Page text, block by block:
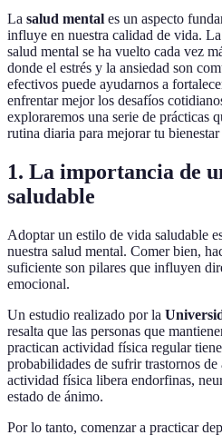
La salud mental es un aspecto
influye en nuestra calidad de vida.
salud mental se ha vuelto cada vez
donde el estrés y la ansiedad son
efectivos puede ayudarnos a
enfrentar mejor los desafíos
exploraremos una serie de prácticas
rutina diaria para mejorar tu
1. La importancia de
saludable
Adoptar un estilo de vida saludable
nuestra salud mental. Comer bien,
suficiente son pilares que influyen
emocional.
Un estudio realizado por la
resalta que las personas que
practican actividad física regular
probabilidades de sufrir trastornos de
actividad física libera endorfinas,
estado de ánimo.
Por lo tanto, comenzar a practicar